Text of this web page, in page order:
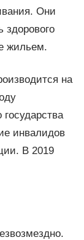
Они
здорового
жильем.
на
инвалидов
В 2019